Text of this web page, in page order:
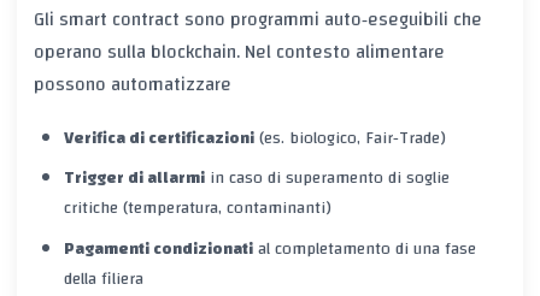
Gli smart contract sono programmi auto‑eseguibili che
operano sulla blockchain. Nel contesto alimentare
possono automatizzare
Verifica di certificazioni(es. biologico, Fair‑Trade)
Trigger di allarmiin caso di superamento di soglie
critiche (temperatura, contaminanti)
Pagamenti condizionatial completamento di una fase
della filiera